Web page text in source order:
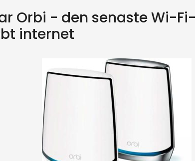
Orbi - den senaste Wi-
internet